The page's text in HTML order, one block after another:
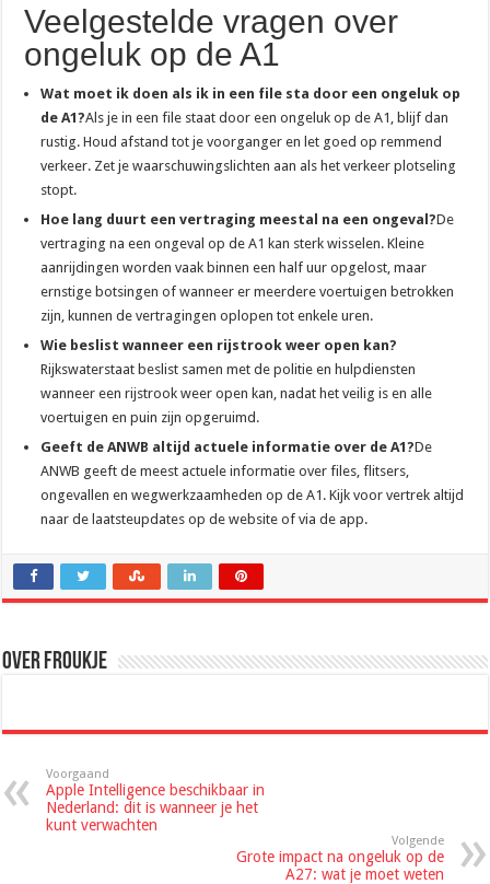
Veelgestelde vragen over
ongeluk op de A1
Wat moet ik doen als ik in een file sta door een ongeluk op
de A1?Als je in een file staat door een ongeluk op de A1, blijf dan
rustig. Houd afstand tot je voorganger en let goed op remmend
verkeer. Zet je waarschuwingslichten aan als het verkeer plotseling
stopt.
Hoe lang duurt een vertraging meestal na een ongeval?De
vertraging na een ongeval op de A1 kan sterk wisselen. Kleine
aanrijdingen worden vaak binnen een half uur opgelost, maar
ernstige botsingen of wanneer er meerdere voertuigen betrokken
zijn, kunnen de vertragingen oplopen tot enkele uren.
Wie beslist wanneer een rijstrook weer open kan?
Rijkswaterstaat beslist samen met de politie en hulpdiensten
wanneer een rijstrook weer open kan, nadat het veilig is en alle
voertuigen en puin zijn opgeruimd.
Geeft de ANWB altijd actuele informatie over de A1?De
ANWB geeft de meest actuele informatie over files, flitsers,
ongevallen en wegwerkzaamheden op de A1. Kijk voor vertrek altijd
naar de laatsteupdates op de website of via de app.
Over Froukje
Voorgaand
Apple Intelligence beschikbaar in
Nederland: dit is wanneer je het
kunt verwachten
Volgende
Grote impact na ongeluk op de
A27: wat je moet weten